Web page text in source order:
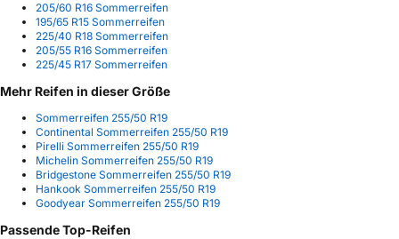
205/60 R16 Sommerreifen
195/65 R15 Sommerreifen
225/40 R18 Sommerreifen
205/55 R16 Sommerreifen
225/45 R17 Sommerreifen
Mehr Reifen in dieser Größe
Sommerreifen 255/50 R19
Continental Sommerreifen 255/50 R19
Pirelli Sommerreifen 255/50 R19
Michelin Sommerreifen 255/50 R19
Bridgestone Sommerreifen 255/50 R19
Hankook Sommerreifen 255/50 R19
Goodyear Sommerreifen 255/50 R19
Passende Top-Reifen